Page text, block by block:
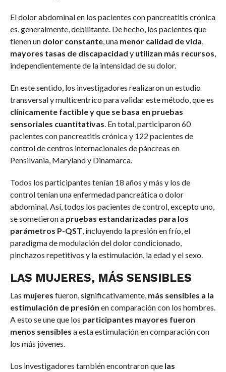
El dolor abdominal en los pacientes con pancreatitis crónica
es, generalmente, debilitante. De hecho, los pacientes que
tienen un dolor constante, una menor calidad de vida
mayores tasas de discapacidad y utilizan más recursos
independientemente de la intensidad de su dolor.
En este sentido, los investigadores realizaron un estudio
transversal y multicentrico para validar este método, que es
clínicamente factible y que se basa en pruebas
sensoriales cuantitativas . En total, participaron 60
pacientes con pancreatitis crónica y 122 pacientes de
control de centros internacionales de páncreas en
Pensilvania, Maryland y Dinamarca.
Todos los participantes tenían 18 años y más y los de
control tenían una enfermedad pancreática o dolor
abdominal. Así, todos los pacientes de control, excepto uno,
se sometieron a pruebas estandarizadas para los
parámetros P-QST , incluyendo la presión en frío, el
paradigma de modulación del dolor condicionado,
pinchazos repetitivos y la estimulación, la edad y el sexo.
LAS MUJERES, MÁS SENSIBLES
Las mujeres fueron, significativamente, más sensibles a la
estimulación de presión en comparación con los hombres.
A esto se une que los participantes mayores fueron
menos sensibles a esta estimulación en comparación con
los más jóvenes.
Los investigadores también encontraron que las